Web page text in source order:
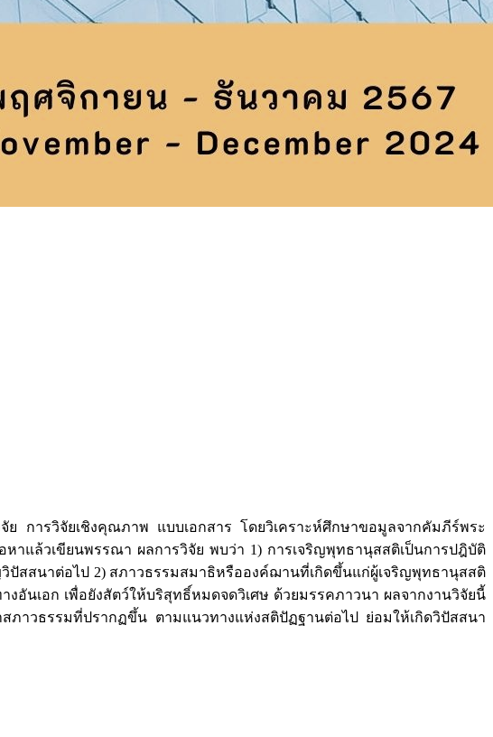
การวิจัยเชิงคุณภาพ แบบเอกสาร โดยวิเคราะห์ศึกษาขอมูลจากคัมภีร์พระ
าแล้วเขียนพรรณา ผลการวิจัย พบว่า 1) การเจริญพุทธานุสสติเป็นการปฎิบัติ
ปัสสนาต่อไป 2) สภาวธรรมสมาธิหรือองค์ฌานที่เกิดขึ้นแก่ผู้เจริญพุทธานุสสติ
อันเอก เพื่อยังสัตว์ให้บริสุทธิ์หมดจดวิเศษ ด้วยมรรคภาวนา ผลจากงานวิจัยนี้
าวธรรมที่ปรากฏขึ้น ตามแนวทางแห่งสติปัฏฐานต่อไป ย่อมให้เกิดวิปัสสนา